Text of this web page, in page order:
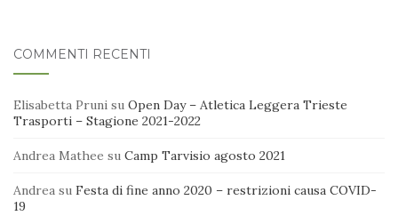
COMMENTI RECENTI
Elisabetta Pruni su Open Day – Atletica Leggera Trieste
Trasporti – Stagione 2021-2022
Andrea Mathee su Camp Tarvisio agosto 2021
Andrea su Festa di fine anno 2020 – restrizioni causa COVID-
19